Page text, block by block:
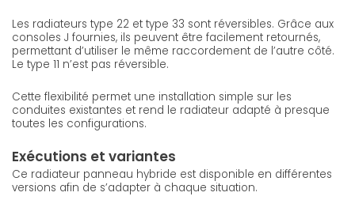
Les radiateurs type 22 et type 33 sont réversibles. Grâce aux
consoles J fournies, ils peuvent être facilement retournés,
permettant d’utiliser le même raccordement de l’autre côté.
Le type 11 n’est pas réversible.
Cette flexibilité permet une installation simple sur les
conduites existantes et rend le radiateur adapté à presque
toutes les configurations.
Exécutions et variantes
Ce radiateur panneau hybride est disponible en différentes
versions afin de s’adapter à chaque situation.